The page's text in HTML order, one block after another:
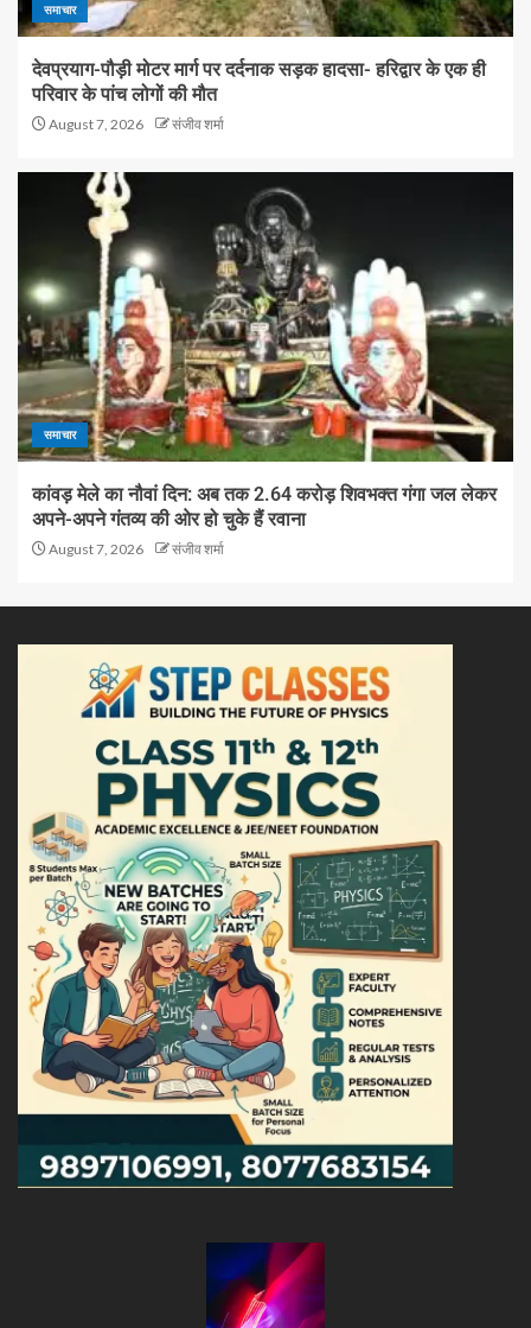
समाचार
देवप्रयाग-पौड़ी मोटर मार्ग पर दर्दनाक सड़क हादसा- हरिद्वार के एक ही
परिवार के पांच लोगों की मौत
August 7, 2026 संजीव शर्मा
समाचार
कांवड़ मेले का नौवां दिन: अब तक 2.64 करोड़ शिवभक्त गंगा जल लेकर
अपने-अपने गंतव्य की ओर हो चुके हैं रवाना
August 7, 2026 संजीव शर्मा